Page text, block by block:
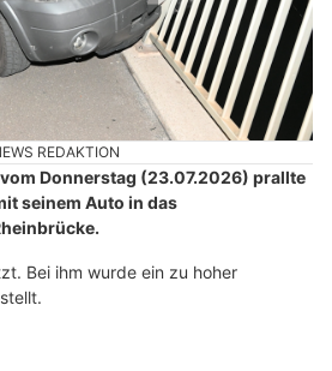
REDAKTION
Donnerstag (23.07.2026) prallte
seinem Auto in das
Bei ihm wurde ein zu hoher